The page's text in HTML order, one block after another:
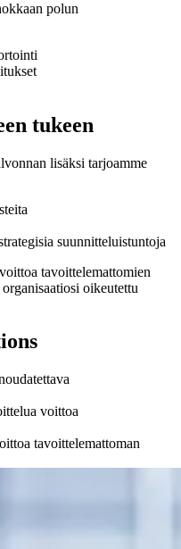
polun
tukeen
lisäksi tarjoamme
suunnitteluistuntoja
tavoittelemattomien
oikeutettu
voittoa
tavoittelemattoman